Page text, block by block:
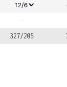
12/6
-
327/205